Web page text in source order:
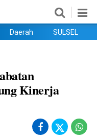
Daerah SULSEL
Kinerja